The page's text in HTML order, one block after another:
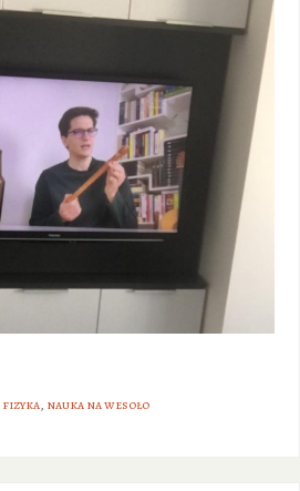
fizyka, nauka na wesoło